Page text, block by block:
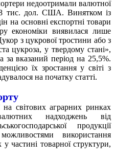
недоотримали валютної
тис. дол. США. Винятком із
на основні експортні товари
економіки виявилася лише
з цукрової тростини або з
цукроза, у твердому стані»,
за вказаний період на 25,5%.
їх зростання у світі з
на початку статті.
на світових аграрних ринках
надходжень від
продукції
використання
у частині товарної структури,